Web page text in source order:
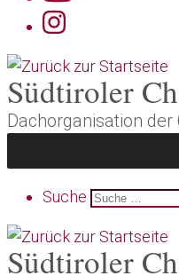
Südtiroler
Dachorganisation der
Search
Suche
Südtiroler